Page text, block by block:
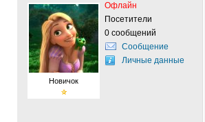
Новичок
Офлайн
Посетители
0 сообщений
Сообщение
Личные данные